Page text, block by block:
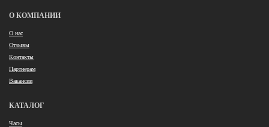
О КОМПАНИИ
О нас
Отзывы
Контакты
Партнерам
Вакансии
КАТАЛОГ
Часы